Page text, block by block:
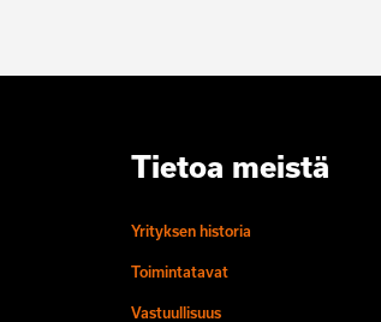
Tietoa meistä
Yrityksen historia
Toimintatavat
Vastuullisuus